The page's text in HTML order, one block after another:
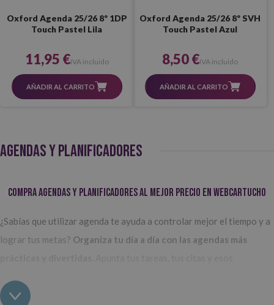
Oxford Agenda 25/26 8º 1DP
Touch Pastel Lila
11,95 €IVA incluido
AÑADIR AL CARRITO
Oxford Agenda 25/26 8º SVH
Touch Pastel Azul
8,50 €IVA incluido
AÑADIR AL CARRITO
AGENDAS Y PLANIFICADORES
Compra agendas y planificadores al mejor precio en Webcartucho
¿Sabías que utilizar agenda te ayuda a controlar mejor el tiempo y a
lograr tus metas? Organiza tu día a día con las agendas más
dejas de hacer algo, sea porque te da la gana y no por despiste.